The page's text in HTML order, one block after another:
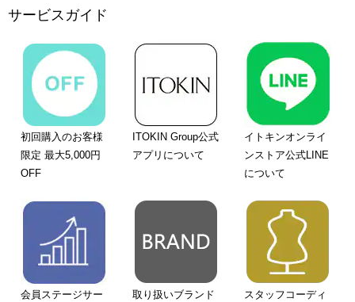
サービスガイド
初回購入のお客様
限定 最大5,000円
OFF
ITOKIN Group公式
アプリについて
イトキンオンライ
ンストア公式LINE
について
会員ステージサー
取り扱いブランド
スタッフコーディ